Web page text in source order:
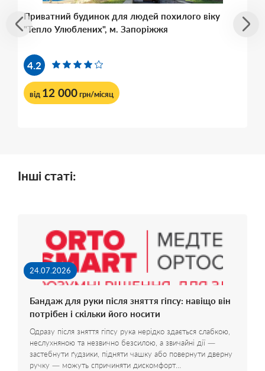
Приватний будинок для людей похилого віку
"Тепло Улюблених", м. Запоріжжя
4.2
від 12 000грн/місяц
Інші статі:
24.07.2026
Бандаж для руки після зняття гіпсу: навіщо він
потрібен і скільки його носити
Одразу після зняття гіпсу рука нерідко здається слабкою,
неслухняною та незвично безсилою, а звичайні дії —
застебнути ґудзики, підняти чашку або повернути дверну
ручку — можуть спричиняти дискомфорт…